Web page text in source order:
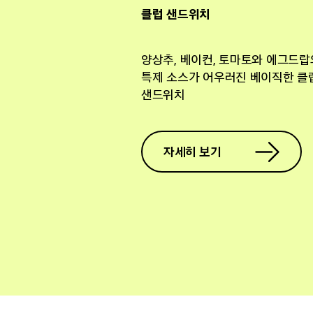
클럽 샌드위치
양상추, 베이컨, 토마토와 에그드랍
특제 소스가 어우러진 베이직한 클
샌드위치
자세히 보기